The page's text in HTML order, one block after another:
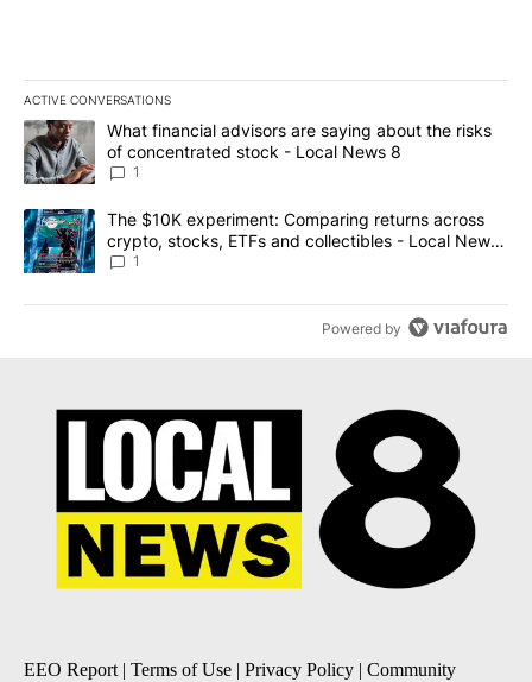
ACTIVE CONVERSATIONS
The following is a list of the most commented articles in the last
A trending article titled "What financial advisors are saying
What financial advisors are saying about the risks
of concentrated stock - Local News 8
1
A trending article titled "The $10K experiment: Comparing
The $10K experiment: Comparing returns across
crypto, stocks, ETFs and collectibles - Local News
8
1
Powered by
EEO Report | Terms of Use | Privacy Policy | Community